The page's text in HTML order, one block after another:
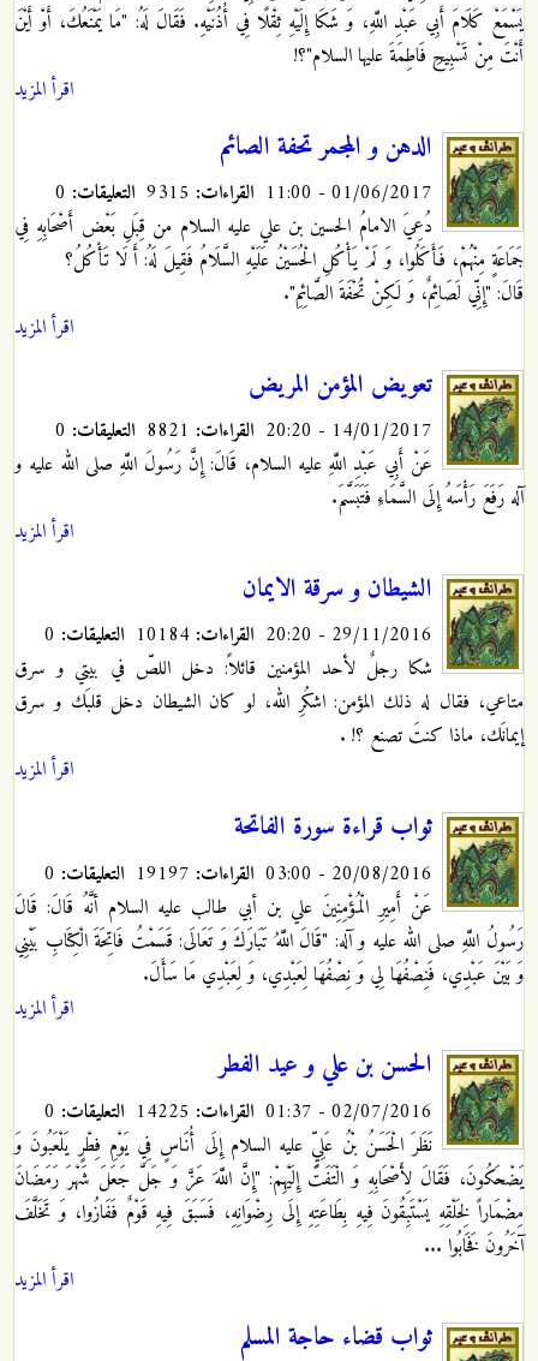
يَسْمَعْ كَلَامَ أَبِي عَبْدِ اللَّهِ، وَ شَكَا إِلَيْهِ ثِقْلًا فِي أُذُنَيْهِ. فَقَالَ لَهُ: "مَا يَمْنَعُكَ، أَوْ أَيْنَ
أَنْتَ مِنْ تَسْبِيحِ‏ فَاطِمَةَ عليها السلام"؟!
اقرأ المزيد
الدهن و المجمر تحفة الصائم
01/06/2017 - 11:00 القراءات: التعليقات:
دُعِيَ الامامُ الحسين بن علي عليه السلام من قِبَلِ بَعْض أَصْحَابِهِ فِي
جَمَاعَةٍ مِنْهُمْ، فَأَكَلُوا، وَ لَمْ يَأْكُلِ الْحُسَيْنُ عَلَيْهِ السَّلَامُ فَقِيلَ لَهُ: أَ لَا تَأْكُلُ؟
قَالَ: "إِنِّي لَصَائِمٌ، وَ لَكِنْ تُحْفَةَ الصَّائِمِ".
اقرأ المزيد
تعويض المؤمن المريض
14/01/2017 - 20:20 القراءات: التعليقات:
عَنْ أَبِي عَبْدِ اللَّهِعليه السلام، قَالَ: إِنَّ رَسُولَ اللَّهِ صلى الله عليه و
آله رَفَعَ رَأْسَهُ إِلَى السَّمَاءِ فَتَبَسَّمَ.
اقرأ المزيد
الشيطان و سرقة الايمان
29/11/2016 - 20:20 القراءات: التعليقات:
شكا رجلٌ لأحد المؤمنين قائلاً: دخل اللصّ في بيتي و سرق
متاعي، فقال له ذلك المؤمن: اشكُرِ الله، لو كان الشيطان دخل قلبَك و سرق
إيمانَك، ماذا كنتَ تصنع ؟! .
اقرأ المزيد
ثواب قراءة سورة الفاتحة
20/08/2016 - 03:00 القراءات: التعليقات:
عَنْ أَمِيرِ الْمُؤْمِنِينَ علي بن أبي طالب عليه السلام أنَّهُ قَالَ: قَالَ
رَسُولُ اللَّهِ صلى الله عليه و آله: "قَالَ اللَّهُ تَبَارَكَ وَ تَعَالَى:‏ قَسَمْتُ فَاتِحَةَ الْكِتَابِ بَيْنِي
وَ بَيْنَ عَبْدِي، فَنِصْفُهَا لِي وَ نِصْفُهَا لِعَبْدِي، وَ لِعَبْدِي مَا سَأَلَ.
اقرأ المزيد
الحسن بن علي و عيد الفطر
02/07/2016 - 01:37 القراءات: التعليقات:
نَظَرَ الْحَسَنُ بْنُ عَلِيٍّ عليه السلام إِلَى أُنَاسٍ فِي يَوْمِ فِطْرٍ يَلْعَبُونَ وَ
يَضْحَكُونَ، فَقَالَ لِأَصْحَابِهِ وَ الْتَفَتَ إِلَيْهِمْ: "إِنَّ اللَّهَ عَزَّ وَ جَلَّ جَعَلَ شَهْرَ رَمَضَانَ
مِضْمَاراً لِخَلْقِهِ يَسْتَبِقُونَ فِيهِ بِطَاعَتِهِ إِلَى رِضْوَانِهِ، فَسَبَقَ فِيهِ قَوْمٌ فَفَازُوا، وَ تَخَلَّفَ
آخَرُونَ فَخَابُوا ...
اقرأ المزيد
ثواب قضاء حاجة المسلم